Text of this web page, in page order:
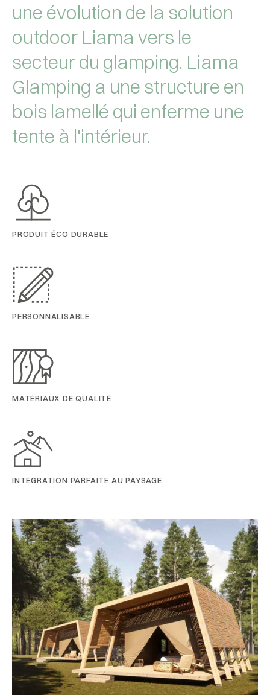
une évolution de la solution
outdoor Liama vers le
secteur du glamping. Liama
Glamping a une structure en
bois lamellé qui enferme une
tente à l'intérieur.
PRODUIT ÉCO DURABLE
PERSONNALISABLE
MATÉRIAUX DE QUALITÉ
INTÉGRATION PARFAITE AU PAYSAGE